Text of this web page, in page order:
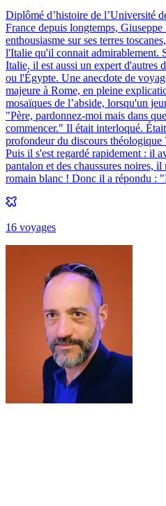
Diplômé d’histoire de l’Université
France depuis longtemps,
enthousiasme sur ses terres
l'Italie qu'il connait admirablement.
Italie, il est aussi un expert d'autres
ou l'Égypte. Une anecdote de
majeure à Rome, en pleine
mosaïques de l’abside, lorsqu'un
"Père, pardonnez-moi mais dans
commencer." Il était interloqué.
profondeur du discours théologique
Puis il s'est regardé rapidement : il
pantalon et des chaussures noires,
romain blanc ! Donc il a répondu :
16 voyages